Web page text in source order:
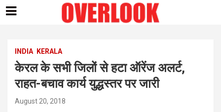
contentINDIA KERALA
केरल के सभी जिलों से हटा ऑरेंज अलर्ट,
राहत-बचाव कार्य युद्धस्तर पर जारी
August 20, 2018